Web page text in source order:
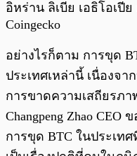
อิหร่าน ลิเบีย เอธิโอเ
Coingecko
อย่างไรก็ตาม การขุด
ประเทศเหล่านี้ เนื่องจ
การขาดความเสถียรภ
Changpeng Zhao CEO ข
การขุด BTC ในประเท